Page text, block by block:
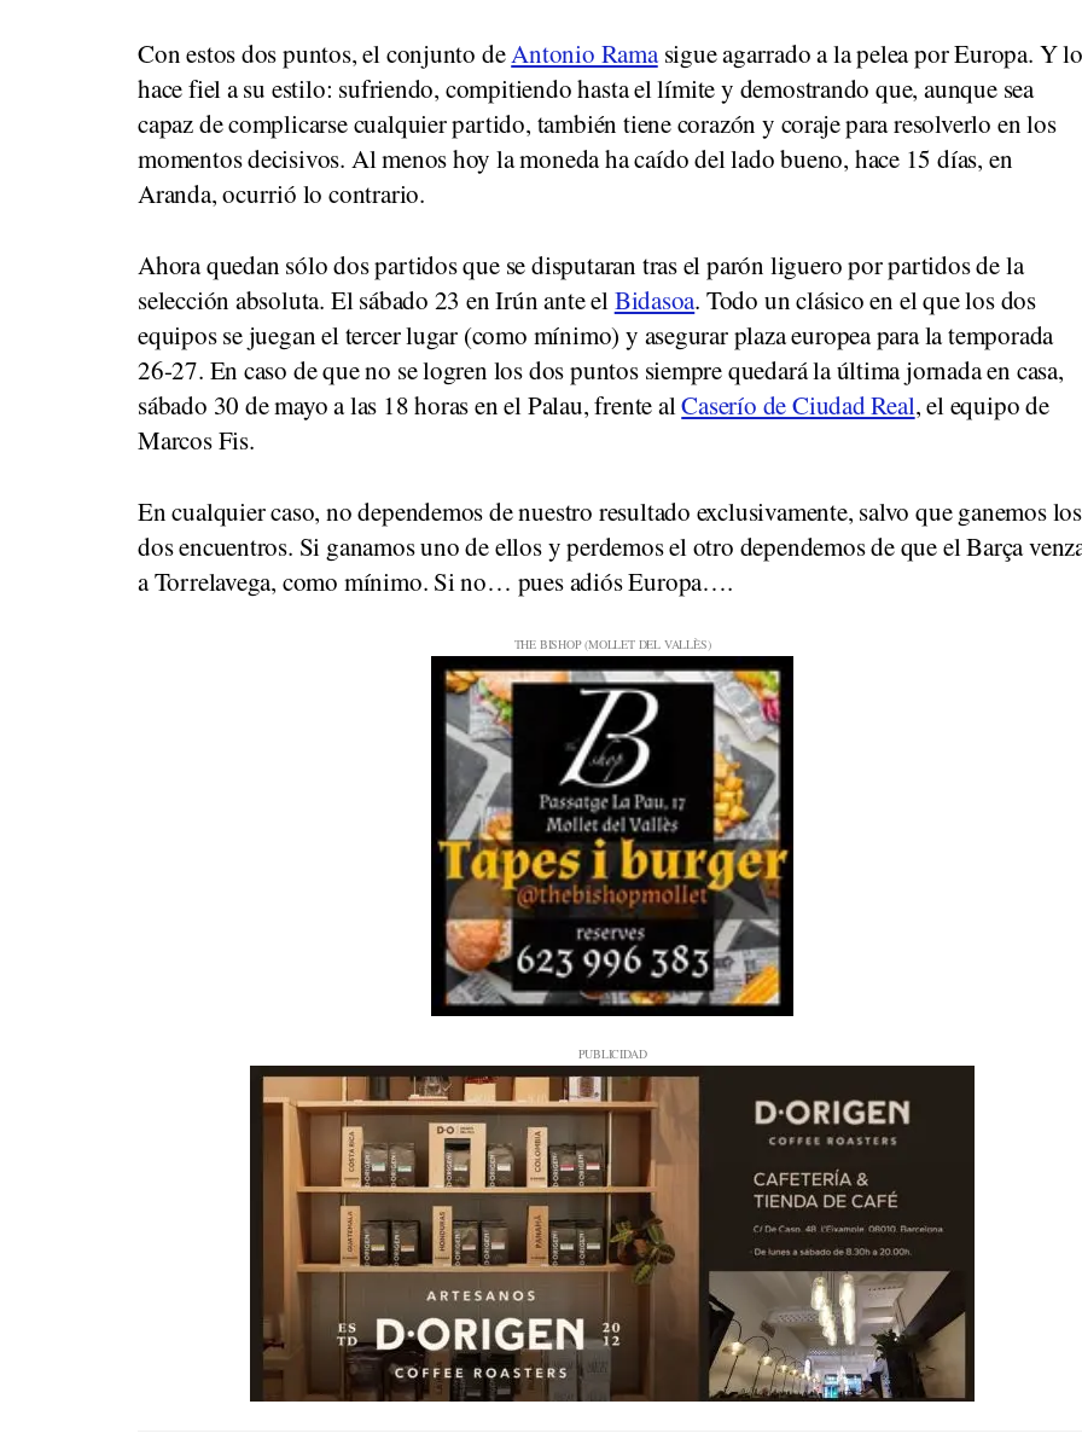
Con estos dos puntos, el conjunto deAntonio Ramasigue agarrado a la pelea por Europa. Y lo
hace fiel a su estilo: sufriendo, compitiendo hasta el límite y demostrando que, aunque sea
capaz de complicarse cualquier partido, también tiene corazón y coraje para resolverlo en los
momentos decisivos. Al menos hoy la moneda ha caído del lado bueno, hace 15 días, en
Aranda, ocurrió lo contrario.
Ahora quedan sólo dos partidos que se disputaran tras el parón liguero por partidos de la
selección absoluta. El sábado 23 en Irún ante elBidasoa. Todo un clásico en el que los dos
equipos se juegan el tercer lugar (como mínimo) y asegurar plaza europea para la temporada
26-27. En caso de que no se logren los dos puntos siempre quedará la última jornada en casa,
sábado 30 de mayo a las 18 horas en el Palau, frente alCaserío de Ciudad Real, el equipo de
Marcos Fis.
En cualquier caso, no dependemos de nuestro resultado exclusivamente, salvo que ganemos los
dos encuentros. Si ganamos uno de ellos y perdemos el otro dependemos de que el Barça
a Torrelavega, como mínimo. Si no… pues adiós Europa….